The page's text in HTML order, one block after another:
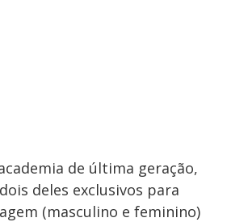
de última geração,
deles exclusivos para
(masculino e feminino)